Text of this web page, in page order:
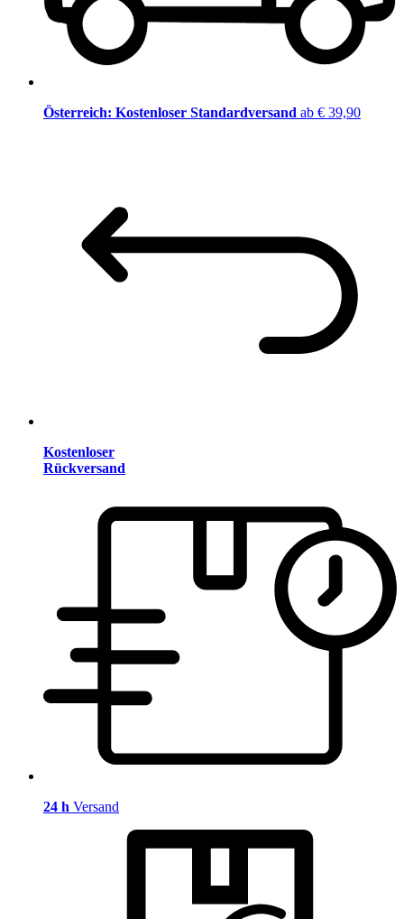
Österreich: Kostenloser Standardversand ab € 39,90
Kostenloser
Rückversand
24 h Versand